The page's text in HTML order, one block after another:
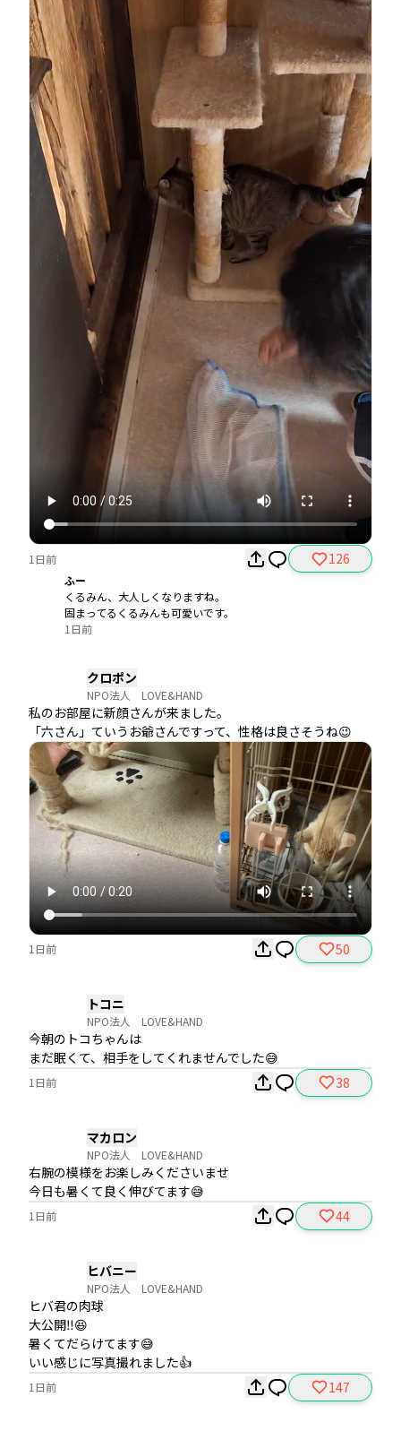
1日前 126
ふー
くるみん、大人しくなりますね。
固まってるくるみんも可愛いです。
1日前
クロポン
NPO法人 LOVE&HAND
私のお部屋に新顔さんが来ました。
「六さん」ていうお爺さんですって、性格は良さそうね😉
1日前 50
トコニ
NPO法人 LOVE&HAND
今朝のトコちゃんは
まだ眠くて、相手をしてくれませんでした😅
1日前 38
マカロン
NPO法人 LOVE&HAND
右腕の模様をお楽しみくださいませ
今日も暑くて良く伸びてます😅
1日前 44
ヒバニー
NPO法人 LOVE&HAND
ヒバ君の肉球
大公開‼️😆
暑くてだらけてます😅
1日前 147